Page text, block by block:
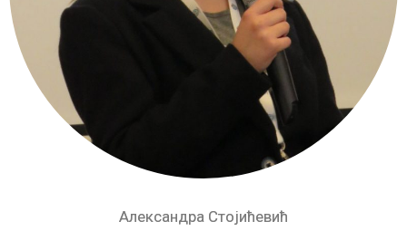
Александра Стојићевић